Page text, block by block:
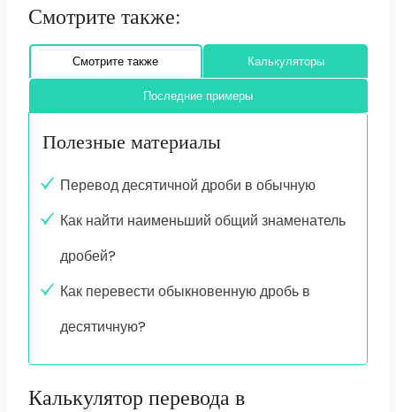
Смотрите также:
Смотрите также Калькуляторы
Последние примеры
Полезные материалы
Перевод десятичной дроби в обычную
Как найти наименьший общий знаменатель
дробей?
Как перевести обыкновенную дробь в
десятичную?
Калькулятор перевода в